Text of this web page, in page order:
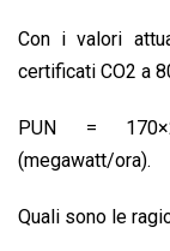
Con i valori
certificati CO2 a
PUN =
(megawatt/ora).
Quali sono le